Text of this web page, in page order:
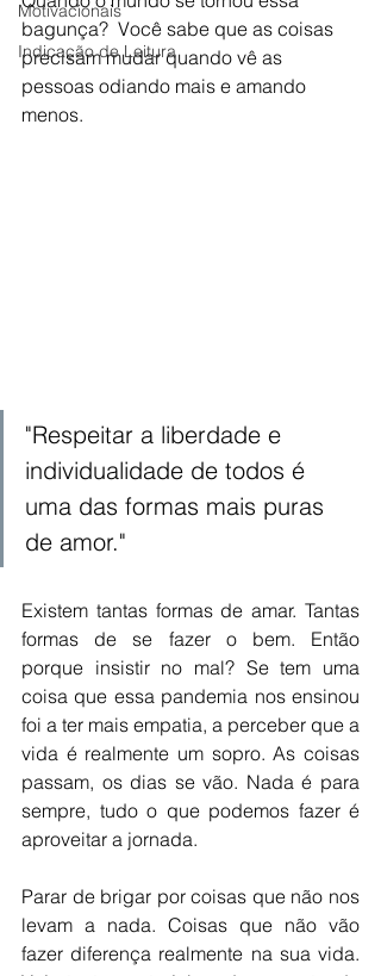
Motivacionais
Indicação de Leitura
bagunça?  Você sabe que as coisas
precisam mudar quando vê as
pessoas odiando mais e amando
menos.
"Respeitar a liberdade e
individualidade de todos é
uma das formas mais puras
de amor."
Existem tantas formas de amar. Tantas
formas de se fazer o bem. Então
porque insistir no mal? Se tem uma
coisa que essa pandemia nos ensinou
foi a ter mais empatia, a perceber que a
vida é realmente um sopro. As coisas
passam, os dias se vão. Nada é para
sempre, tudo o que podemos fazer é
aproveitar a jornada.
Parar de brigar por coisas que não nos
levam a nada. Coisas que não vão
fazer diferença realmente na sua vida.